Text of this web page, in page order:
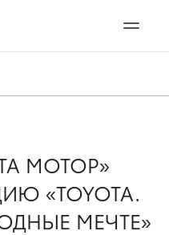
МОТОР»
«TOYOTA.
МЕЧТЕ»